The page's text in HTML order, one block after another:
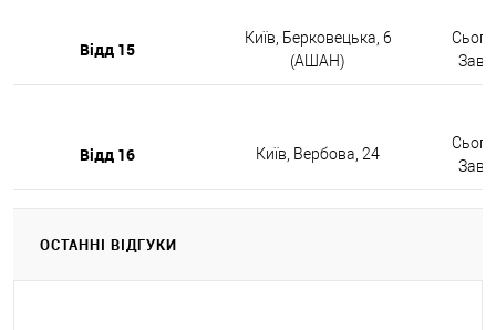
Відд 15
Київ, Берковецька, 6
(АШАН)
Відд 16 Київ, Вербова, 24
ОСТАННІ ВІДГУКИ